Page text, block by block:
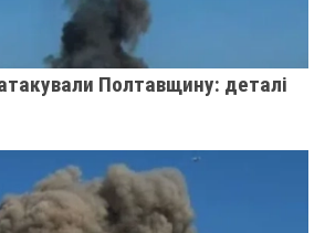
Полтавщину: деталі